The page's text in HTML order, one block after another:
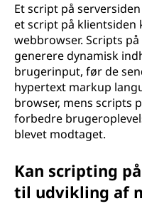
Et script på
et script på klientsiden
webbrowser. Scripts
generere dynamisk
brugerinput, før de
hypertext markup
browser, mens scripts
forbedre
blevet modtaget.
Kan scripting
til udvikling af